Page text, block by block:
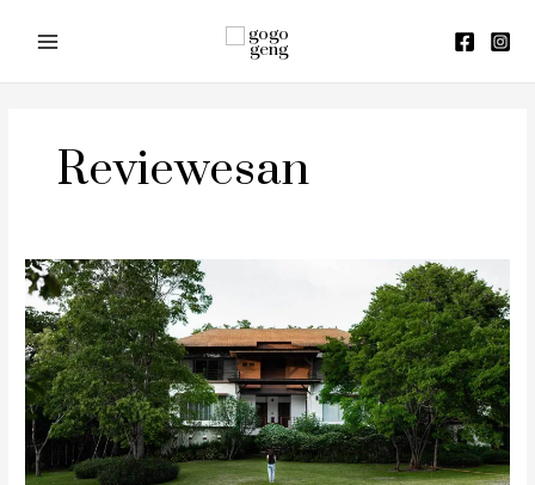
Reviewesan
รีวิว
The
Pig
House
by
The
Gallery
Khaoyai